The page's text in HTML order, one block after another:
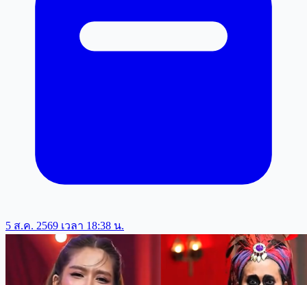
5 ส.ค. 2569 เวลา 18:38 น.